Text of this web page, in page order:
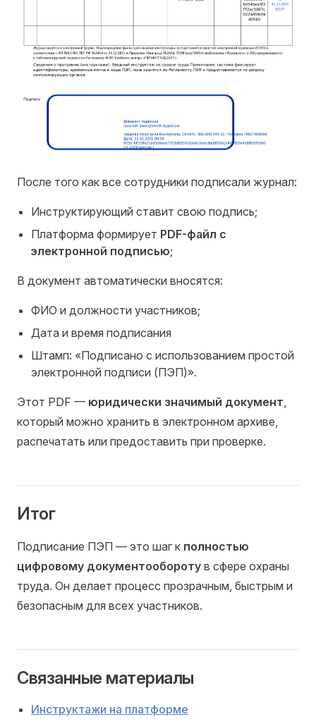
После того как все сотрудники подписали журнал:
Инструктирующий ставит свою подпись;
Платформа формирует PDF-файл с
электронной подписью;
В документ автоматически вносятся:
ФИО и должности участников;
Дата и время подписания
Штамп: «Подписано с использованием простой
электронной подписи (ПЭП)».
Этот PDF — юридически значимый документ,
который можно хранить в электронном архиве,
распечатать или предоставить при проверке.
Итог
Подписание ПЭП — это шаг к полностью
цифровому документообороту в сфере охраны
труда. Он делает процесс прозрачным, быстрым и
безопасным для всех участников.
Связанные материалы
Инструктажи на платформе